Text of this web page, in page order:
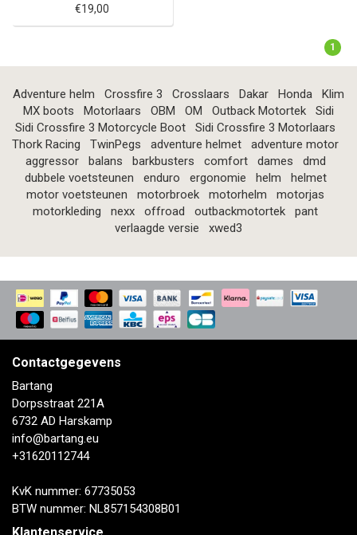
€19,00
1
Adventure helm Crossfire 3 Crosslaars Dakar Honda
Klim
MX boots
Motorlaars OBM OM Outback Motortek
Sidi
Sidi Crossfire 3 Motorcycle Boot
Sidi Crossfire 3 Motorlaars
Thork Racing
TwinPegs adventure helmet
adventure motor
aggressor
balans barkbusters comfort dames
dmd
dubbele voetsteunen
enduro ergonomie helm
helmet
motor voetsteunen
motorbroek motorhelm
motorjas
motorkleding
nexx offroad outbackmotortek
pant
verlaagde versie
xwed3
Contactgegevens
Bartang
Dorpsstraat 221A
6732 AD Harskamp
info@bartang.eu
+31620112744
KvK nummer: 67735053
BTW nummer: NL857154308B01